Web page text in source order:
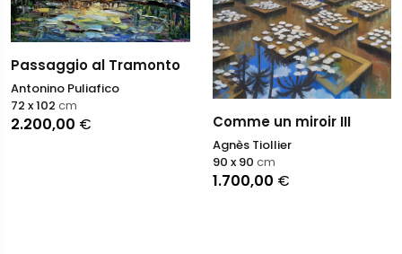
Passaggio al Tramonto
Antonino Puliafico
2.200,00 €
72 x 102 cm
Comme un miroir III
Agnès Tiollier
1.700,00 €
90 x 90 cm